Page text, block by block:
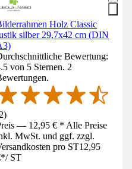
Holz Classic
silber 29,7x42 cm (DIN
Bewertung:
von 5 Sternen. 2
2)
— 12,95 € * Alle Preise
MwSt. und ggf. zzgl.
pro ST12,95
*/ ST